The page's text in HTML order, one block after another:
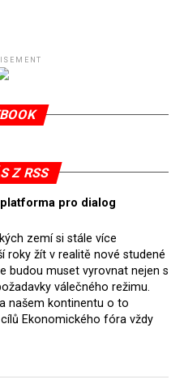
hnědého uhlí pro
českých samospráv
Rosario Silva de Lapureta
proto na žádost
uzavření dohody
odstranění příčin sporu o
tribunálu. Celkem si
evropských fondů odečíst
a 45 milionů eur
republice – ale jak důl,
Už tehdy zástupci
koalice, jako
(PO) Rafał
Z RSS
pro dialog
zemí si stále více
roky žít v realitě nové studené
budou muset vyrovnat nejen s
válečného režimu.
našem kontinentu o to
Ekonomického fóra vždy